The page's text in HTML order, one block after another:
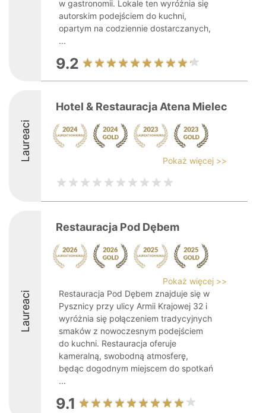
w gastronomii. Lokale ten wyróżnia się
autorskim podejściem do kuchni,
opartym na codziennie dostarczanych,
...
9.2
Laureaci
Hotel & Restauracja Atena Mielec
Pokaż więcej >>
Laureaci
Restauracja Pod Dębem
Pokaż więcej >>
Restauracja Pod Dębem znajduje się w
Pysznicy przy ulicy Armii Krajowej 32 i
wyróżnia się połączeniem tradycyjnych
smaków z nowoczesnym podejściem
do kuchni. Restauracja oferuje
kameralną, swobodną atmosferę,
będąc dogodnym miejscem do spotkań
...
9.1